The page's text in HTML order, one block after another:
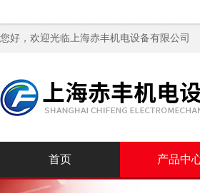
您好，欢迎光临上海赤丰机电设备有限公司
首页 产品中